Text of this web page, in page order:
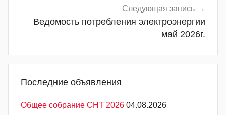
Следующая запись
Ведомость потребления электроэнергии
май 2026г.
Последние объявления
Общее собрание СНТ 2026 04.08.2026